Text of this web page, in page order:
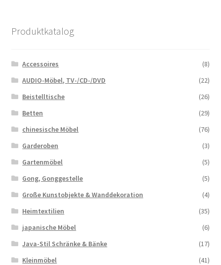
Produktkatalog
Accessoires
(8)
AUDIO-Möbel, TV-/CD-/DVD
(22)
Beistelltische
(26)
Betten
(29)
chinesische Möbel
(76)
Garderoben
(3)
Gartenmöbel
(5)
Gong, Gonggestelle
(5)
Große Kunstobjekte & Wanddekoration
(4)
Heimtextilien
(35)
japanische Möbel
(6)
Java-Stil Schränke & Bänke
(17)
Kleinmöbel
(41)